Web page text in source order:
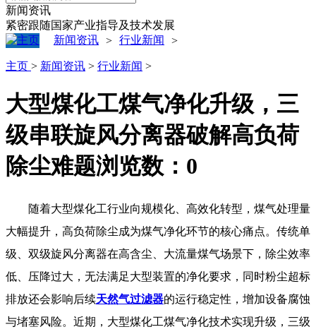
新闻资讯
紧密跟随国家产业指导及技术发展
新闻资讯 > 行业新闻 >
主页 > 新闻资讯 > 行业新闻 >
大型煤化工煤气净化升级，三
级串联旋风分离器破解高负荷
除尘难题浏览数： 0
随着大型煤化工行业向规模化、高效化转型，煤气处理量
大幅提升，高负荷除尘成为煤气净化环节的核心痛点。传统单
级、双级旋风分离器在高含尘、大流量煤气场景下，除尘效率
低、压降过大，无法满足大型装置的净化要求，同时粉尘超标
排放还会影响后续天然气过滤器的运行稳定性，增加设备腐蚀
与堵塞风险。近期，大型煤化工煤气净化技术实现升级，三级